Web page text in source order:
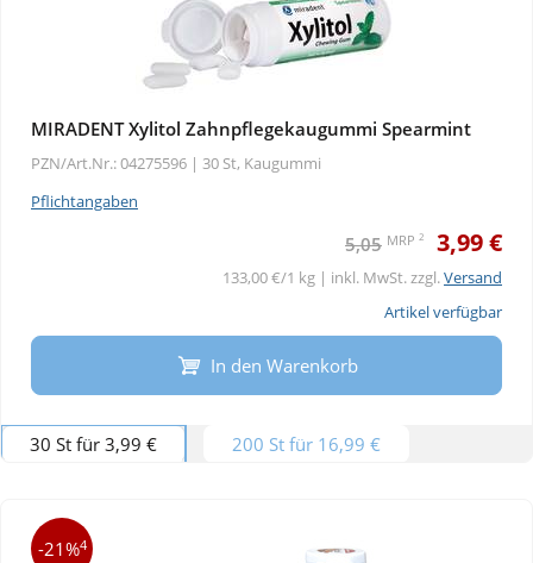
MIRADENT Xylitol Zahnpflegekaugummi Spearmint
PZN/Art.Nr.: 04275596 | 30 St, Kaugummi
Pflichtangaben
5,05 MRP 2 3,99 €
133,00 €/1 kg | inkl. MwSt. zzgl.Versand
Artikel verfügbar
In den Warenkorb
30 St für 3,99 € 200 St für 16,99 €
-21%4